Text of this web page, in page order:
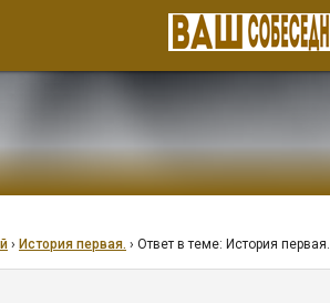
› История первая. › Ответ в теме: История первая.